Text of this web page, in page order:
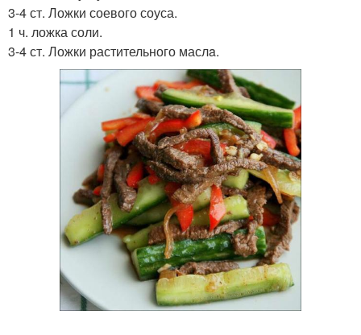
3-4 ст. Ложки соевого соуса.
1 ч. ложка соли.
3-4 ст. Ложки растительного маслa.